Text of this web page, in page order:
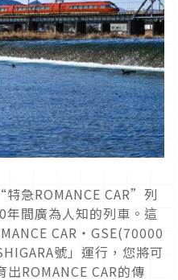
特急ROMANCE CAR”列
間廣為人知的列車。這
CAR・GSE(70000
號」運行，您將可
ROMANCE CAR的傳